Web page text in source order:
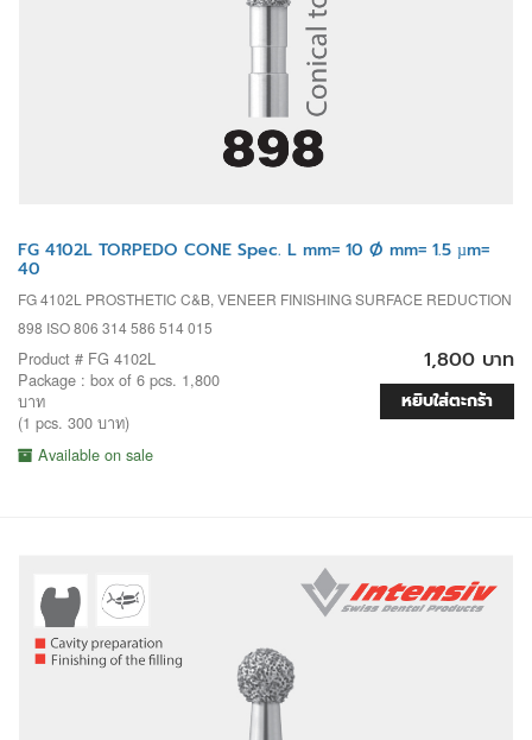
FG 4102L TORPEDO CONE Spec. L mm= 10 Ø mm= 1.5 µm=
40
FG 4102L PROSTHETIC C&B, VENEER FINISHING SURFACE REDUCTION
898 ISO 806 314 586 514 015
Product # FG 4102L
Package : box of 6 pcs. 1,800
บาท
(1 pcs. 300 บาท)
Available on sale
1,800 บาท
หยิบใส่ตะกร้า